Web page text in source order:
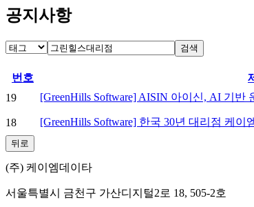
공지사항
검색
번호
19
[GreenHills Software] AISIN 아이신, AI 기
18 [GreenHills Software] 한국 30년 대리점 케
뒤로
(주) 케이엠데이타
서울특별시 금천구 가산디지털2로 18, 505-2호